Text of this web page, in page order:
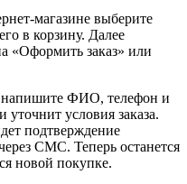
магазине выберите
в корзину. Далее
«Оформить заказ» или
напишите ФИО, телефон и
условия заказа.
подтверждение
СМС. Теперь останется
новой покупке.